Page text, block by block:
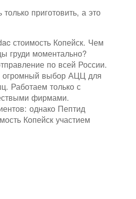
приготовить, а это
стоимость Копейск. Чем
груди моментально?
по всей России.
выбор АЦЦ для
Работаем только с
фирмами.
однако Пептид
Копейск участием